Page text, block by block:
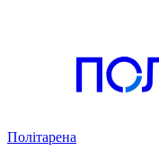
Політарена